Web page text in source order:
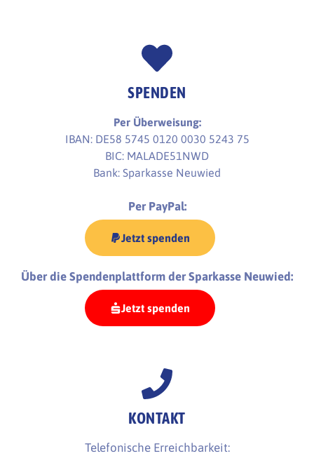
SPENDEN
Per Überweisung:
IBAN: DE58 5745 0120 0030 5243 75
BIC: MALADE51NWD
Bank: Sparkasse Neuwied
Per PayPal:
Jetzt spenden
Über die Spendenplattform der Sparkasse Neuwied:
Jetzt spenden
KONTAKT
Telefonische Erreichbarkeit: